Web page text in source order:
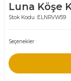
Luna Köşe
Stok Kodu :ELNRVW59
Seçenekler